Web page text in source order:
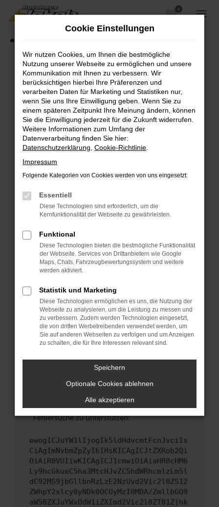
Zum
Hauptinhalt
0
Fehler: Network Error
Beim Laden ist ein Fehler aufgetreten.
Hier sind ein paar Tipps, die dir helfen können:
Überprüfe deine Firewall und deine
Internetverbindung.
Laden andere Webseiten, zum Beispiel deine
Suchmaschine?
Prüfe deine Browsererweiterungen.
Manche Erweiterungen, wie Werbeblocker,
können das Laden bestimmter Seiten
verhindern. Funktioniert die Seite in einem
Fenster?
Starte dein Gerät neu.
Das kann manchmal helfen, vorübergehende
Probleme zu beheben.
Betriebssystem auf dem neuesten Stand
sind.
Veraltete Software birgt nicht nur ein
Sicherheitsrisiko, sondern kann auch dazu
führen, dass bestimmte Funktionen nicht mehr
unterstützt werden.
Wende dich an den Webseitenbetreiber.
Wenn du alle oben genannten Schritte versucht
hast, kontaktiere uns bitte. Wir werden
versuchen, das Problem zu beheben. Du kannst
uns diesen Text schicken, um uns bei der
Fehlersuche zu unterstützen:
ewogICJuYW1lIjogIk5ldHdvcmtFcnJvciIs
CiAgImNvbmZpZyI6IHsKICAgICJtZXRob2Qi
OiAiR0VUIiwKICAgICJ1cmwiOiAiaHR0cHM6
Ly9hcGkueC5ha3MtcHJvZC5hdWRhcmlzLm5l
dC92MS9jbGllbnRzLzE2NzUvd2Vic2l0ZS12
ZWhpY2xlcy8yNDk0OCUyMzI0MDA/ZmllbGQ9
aW50ZXJuYWxOdW1iZXImd2Vic2l0ZT01Zjhk
Cookie Einstellungen
Wir nutzen Cookies, um Ihnen die bestmögliche
Nutzung unserer Webseite zu ermöglichen und unsere
Kommunikation mit Ihnen zu verbessern. Wir
berücksichtigen hierbei Ihre Präferenzen und
verarbeiten Daten für Marketing und Statistiken nur,
wenn Sie uns Ihre Einwilligung geben. Wenn Sie zu
einem späteren Zeitpunkt Ihre Meinung ändern, können
Sie die Einwilligung jederzeit für die Zukunft widerrufen.
Weitere Informationen zum Umfang der
Datenverarbeitung finden Sie hier:
Datenschutzerklärung Cookie-Richtlinie
Impressum
Folgende Kategorien von Cookies werden von uns eingesetzt:
Essentiell
Diese Technologien sind erforderlich, um die
Kernfunktionalität der Webseite zu gewährleisten.
Funktional
Diese Technologien bieten die bestmögliche Funktionalität
der Webseite. Services von Drittanbietern wie Google
Maps, Chats, Fahrzeugbewertungssystem und weitere
werden aktiviert.
Statistik und Marketing
Diese Technologien ermöglichen es uns, die Nutzung der
Webseite zu analysieren, um die Leistung zu messen und
zu verbessern. Zudem werden Technologien eingesetzt,
die von dritten Werbetreibenden verwendet werden, um
Sie auf anderen Webseiten zu verfolgen und um Anzeigen
zu schalten, die für Ihre Interessen relevant sind.
Speichern
Optionale Cookies ablehnen
Alle akzeptieren